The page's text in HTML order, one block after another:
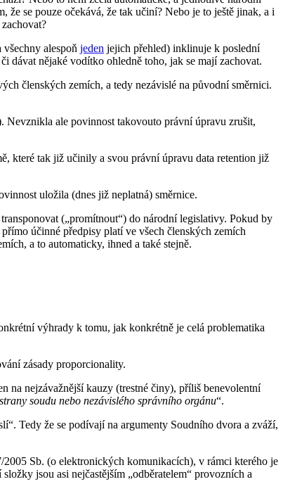
se pouze očekává, že tak učiní? Nebo je to ještě jinak, a i
alespoň jeden jejich přehled) inklinuje k poslední
dávat nějaké vodítko ohledně toho, jak se mají zachovat.
členských zemích, a tedy nezávislé na původní směrnici.
Nevznikla ale povinnost takovouto právní úpravu zrušit,
které tak již učinily a svou právní úpravu data retention již
uložila (dnes již neplatná) směrnice.
(„promítnout“) do národní legislativy. Pokud by
účinné předpisy platí ve všech členských zemích
a to automaticky, ihned a také stejně.
výhrady k tomu, jak konkrétně je celá problematika
zásady proporcionality.
na nejzávažnější kauzy (trestné činy), příliš benevolentní
soudu nebo nezávislého správního orgánu“.
Tedy že se podívají na argumenty Soudního dvora a zváží,
Sb. (o elektronických komunikacích), v rámci kterého je
jsou asi nejčastějším „odběratelem“ provozních a